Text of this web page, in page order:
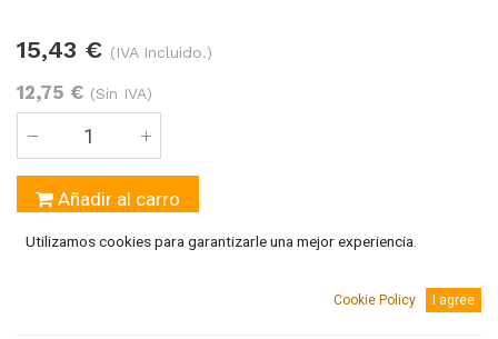
15,43 € (IVA Incluido.)
12,75 € (Sin IVA)
Añadir al carro
3 Unidades disponible
Utilizamos cookies para garantizarle una mejor experiencia.
Cookie Policy I agree